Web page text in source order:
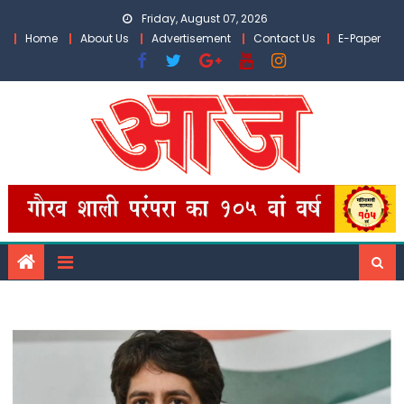
Friday, August 07, 2026
Home
About Us Advertisement Contact Us E-Paper